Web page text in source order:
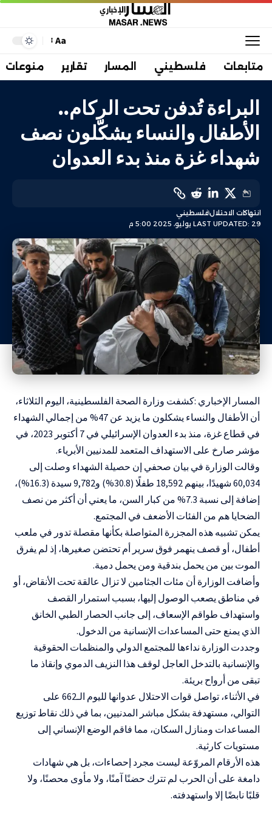
Aa
متابعات فلسطيني المسار تقارير منوعات
البراءة تُدفن تحت الركام..
الأطفال والنساء يشكّلون نصف
شهداء غزة منذ بدء العدوان
LAST UPDATED: 29 يوليو، 2025 5:00 م
انتهاكات الاحتلالفلسطيني
المسار الإخباري :كشفت وزارة الصحة الفلسطينية، اليوم الثلاثاء،
أن الأطفال والنساء يشكلون ما يزيد عن 47% من إجمالي الشهداء
في قطاع غزة، منذ بدء العدوان الإسرائيلي في 7 أكتوبر 2023، في
مؤشر صارخ على الاستهداف المتعمد للمدنيين الأبرياء.
وقالت الوزارة في بيان صحفي إن حصيلة الشهداء وصلت إلى
60,034 شهيدًا، بينهم 18,592 طفلًا (30.8%) و9,782 سيدة (16.3%)،
إضافة إلى نسبة 7.3% من كبار السن، ما يعني أن أكثر من نصف
الضحايا هم من الفئات الأضعف في المجتمع.
يمكن تشبيه هذه المجزرة المتواصلة بكأنها مقصلة تدور في ملعب
أطفال، أو قصف ينهمر فوق سرير أم تحتضن صغيرها، إذ لم يفرق
الموت بين من يحمل بندقية ومن يحمل دمية.
وأضافت الوزارة أن مئات الجثامين لا تزال عالقة تحت الأنقاض، أو
في مناطق يصعب الوصول إليها، بسبب استمرار القصف
واستهداف طواقم الإسعاف، إلى جانب الحصار الطبي الخانق
الذي يمنع حتى المساعدات الإنسانية من الدخول.
وجددت الوزارة نداءها للمجتمع الدولي والمنظمات الحقوقية
والإنسانية بالتدخل العاجل لوقف هذا النزيف الدموي وإنقاذ ما
تبقى من أرواح بريئة.
في الأثناء، تواصل قوات الاحتلال عدوانها لليوم الـ662 على
التوالي، مستهدفة بشكل مباشر المدنيين، بما في ذلك نقاط توزيع
المساعدات ومنازل السكان، مما فاقم الوضع الإنساني إلى
مستويات كارثية.
هذه الأرقام المروّعة ليست مجرد إحصاءات، بل هي شهادات
دامغة على أن الحرب لم تترك حضنًا آمنًا، ولا مأوى محصنًا، ولا
قلبًا نابضًا إلا واستهدفته.